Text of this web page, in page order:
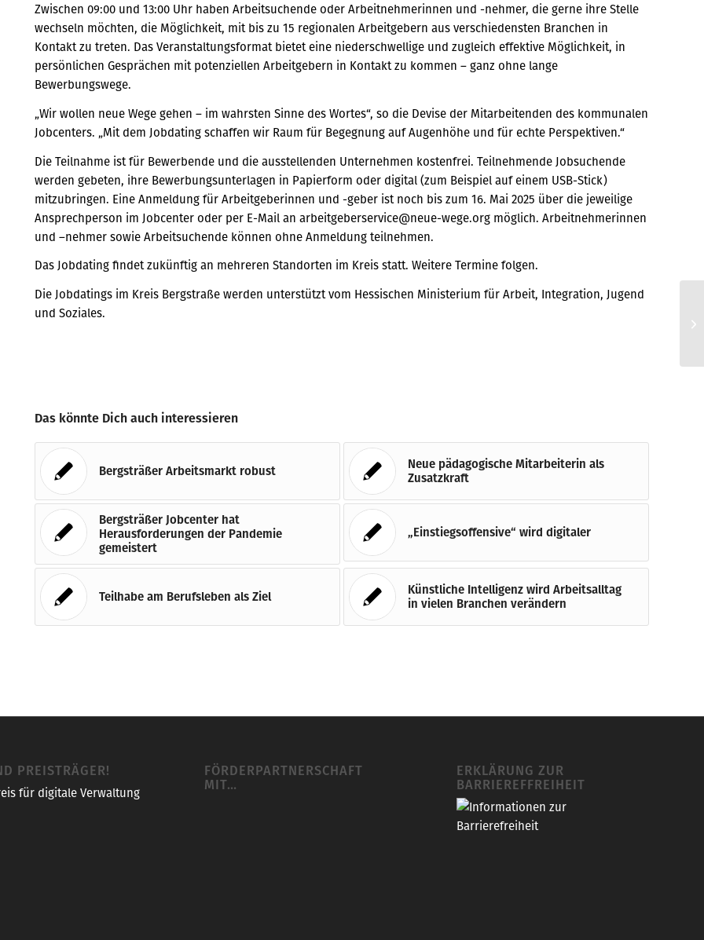
Zwischen 09:00 und 13:00 Uhr haben Arbeitsuchende oder Arbeitnehmerinnen und -nehmer, die gerne ihre Stelle
wechseln möchten, die Möglichkeit, mit bis zu 15 regionalen Arbeitgebern aus verschiedensten Branchen in
Kontakt zu treten. Das Veranstaltungsformat bietet eine niederschwellige und zugleich effektive Möglichkeit, in
persönlichen Gesprächen mit potenziellen Arbeitgebern in Kontakt zu kommen – ganz ohne lange
Bewerbungswege.
„Wir wollen neue Wege gehen – im wahrsten Sinne des Wortes“, so die Devise der Mitarbeitenden des kommunalen
Jobcenters. „Mit dem Jobdating schaffen wir Raum für Begegnung auf Augenhöhe und für echte Perspektiven.“
Die Teilnahme ist für Bewerbende und die ausstellenden Unternehmen kostenfrei. Teilnehmende Jobsuchende
werden gebeten, ihre Bewerbungsunterlagen in Papierform oder digital (zum Beispiel auf einem USB-Stick)
mitzubringen. Eine Anmeldung für Arbeitgeberinnen und -geber ist noch bis zum 16. Mai 2025 über die jeweilige
Ansprechperson im Jobcenter oder per E-Mail an arbeitgeberservice@neue-wege.org möglich. Arbeitnehmerinnen
und –nehmer sowie Arbeitsuchende können ohne Anmeldung teilnehmen.
Das Jobdating findet zukünftig an mehreren Standorten im Kreis statt. Weitere Termine folgen.
Die Jobdatings im Kreis Bergstraße werden unterstützt vom Hessischen Ministerium für Arbeit, Integration, Jugend
und Soziales.
Das könnte Dich auch interessieren
Bergsträßer Arbeitsmarkt robust
Neue pädagogische Mitarbeiterin als
Zusatzkraft
Bergsträßer Jobcenter hat
Herausforderungen der Pandemie
gemeistert
„Einstiegsoffensive“ wird digitaler
Teilhabe am Berufsleben als Ziel
Künstliche Intelligenz wird Arbeitsalltag
in vielen Branchen verändern
PREISTRÄGER! FÖRDERPARTNERSCHAFT
MIT…
ERKLÄRUNG ZUR
BARRIEREFFREIHEIT